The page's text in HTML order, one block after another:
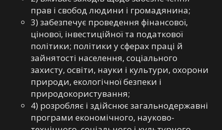
прав і свобод людини і громадянина;
3) забезпечує проведення фінансової,
цінової, інвестиційної та податкової
політики; політики у сферах праці й
зайнятості населення, соціального
захисту, освіти, науки і культури, охорони
природи, екологічної безпеки і
природокористування;
4) розробляє і здійснює загальнодержавні
програми економічного, науково-